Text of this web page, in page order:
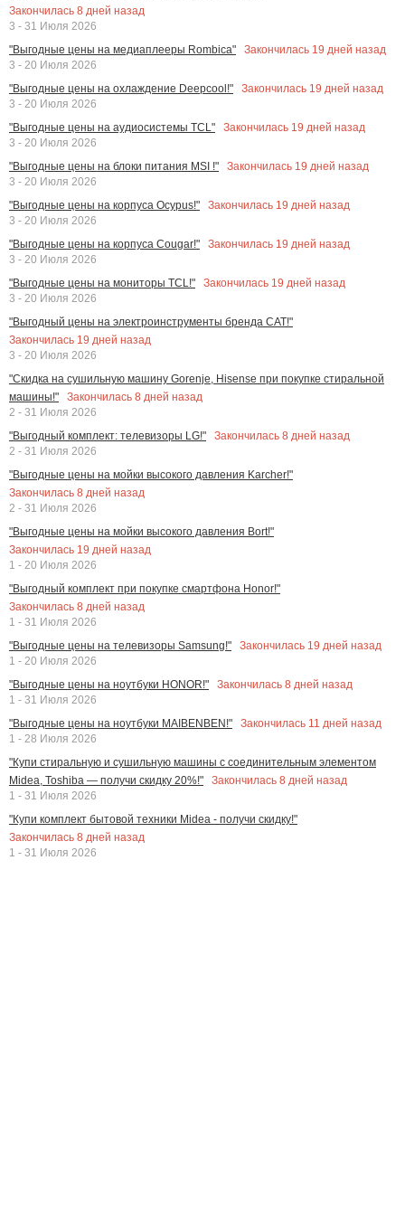
Закончилась 8 дней назад
3 - 31 Июля 2026
"Выгодные цены на медиаплееры Rombica"
Закончилась 19 дней назад
3 - 20 Июля 2026
"Выгодные цены на охлаждение Deepcool!"
Закончилась 19 дней назад
3 - 20 Июля 2026
"Выгодные цены на аудиосистемы TCL"
Закончилась 19 дней назад
3 - 20 Июля 2026
"Выгодные цены на блоки питания MSI !"
Закончилась 19 дней назад
3 - 20 Июля 2026
"Выгодные цены на корпуса Ocypus!"
Закончилась 19 дней назад
3 - 20 Июля 2026
"Выгодные цены на корпуса Cougar!"
Закончилась 19 дней назад
3 - 20 Июля 2026
"Выгодные цены на мониторы TCL!"
Закончилась 19 дней назад
3 - 20 Июля 2026
"Выгодный цены на электроинструменты бренда CAT!"
Закончилась 19 дней назад
3 - 20 Июля 2026
"Скидка на сушильную машину Gorenje, Hisense при покупке стиральной
машины!"
Закончилась 8 дней назад
2 - 31 Июля 2026
"Выгодный комплект: телевизоры LG!"
Закончилась 8 дней назад
2 - 31 Июля 2026
"Выгодные цены на мойки высокого давления Karcher!"
Закончилась 8 дней назад
2 - 31 Июля 2026
"Выгодные цены на мойки высокого давления Bort!"
Закончилась 19 дней назад
1 - 20 Июля 2026
"Выгодный комплект при покупке смартфона Honor!"
Закончилась 8 дней назад
1 - 31 Июля 2026
"Выгодные цены на телевизоры Samsung!"
Закончилась 19 дней назад
1 - 20 Июля 2026
"Выгодные цены на ноутбуки HONOR!"
Закончилась 8 дней назад
1 - 31 Июля 2026
"Выгодные цены на ноутбуки MAIBENBEN!"
Закончилась 11 дней назад
1 - 28 Июля 2026
"Купи стиральную и сушильную машины с соединительным элементом
Midea, Toshiba — получи скидку 20%!"
Закончилась 8 дней назад
1 - 31 Июля 2026
"Купи комплект бытовой техники Midea - получи скидку!"
Закончилась 8 дней назад
1 - 31 Июля 2026